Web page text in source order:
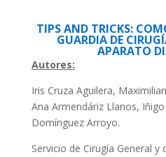
TIPS AND TRICKS:
GUARDIA DE
APARATO
Autores:
Iris Cruza Aguilera,
Ana Armendáriz Llanos,
Domínguez Arroyo.
Servicio de Cirugía General